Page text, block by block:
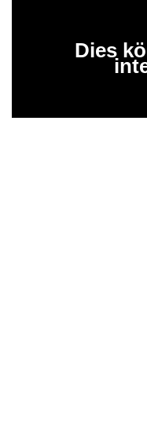
Dies